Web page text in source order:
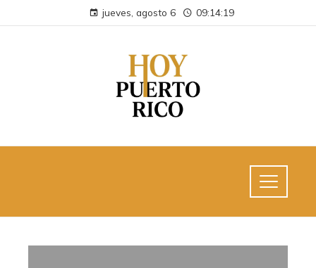
jueves, agosto 6 09:14:20